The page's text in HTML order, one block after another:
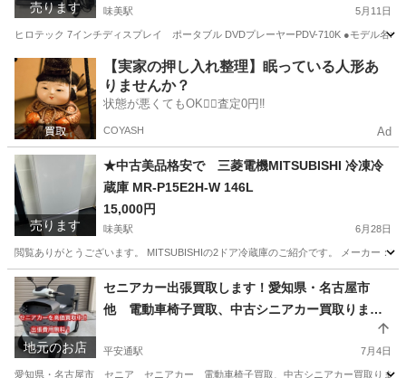
売ります 味美駅 5月11日
ヒロテック 7インチディスプレイ ポータブル DVDプレーヤーPDV-710K ●モデル名:
愛知 春日井市 味美駅 映像プレーヤー、レコーダー
ヒロテック
【実家の押し入れ整理】眠っている人形あ
りませんか？
状態が悪くてもOK🙆‍♀️査定0円‼️
COYASH Ad
売ります
★中古美品格安で 三菱電機MITSUBISHI 冷凍冷
蔵庫 MR-P15E2H-W 146L
15,000円
味美駅 6月28日
閲覧ありがとうございます。 MITSUBISHIの2ドア冷蔵庫のご紹介です。 メーカ
愛知 春日井市 味美駅 キッチン家電
地元のお店
セニアカー出張買取します！愛知県・名古屋市
他 電動車椅子買取、中古シニアカー買取りま
平安通駅 7月4日
愛知県・名古屋市 セニア セニアカー 電動車椅子買取、中古シニアカー買取ります